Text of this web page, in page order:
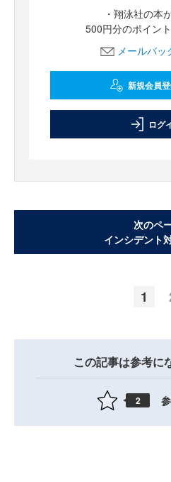
・翔泳社の本
500円分のポイン
メールバッ
新規会員
ログ
次のペ
インシデント
1
この記事は参考に
2